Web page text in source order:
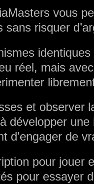
vous
risquer
réel, mais
et observer
développer
d’engager de
pour jouer
pour essayer